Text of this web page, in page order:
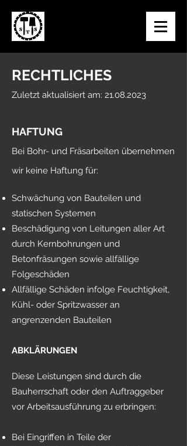
RECHTLICHES
Zuletzt aktualisiert am: 21.08.2023
HAFTUNG
Bei Bohr- und Fräsarbeiten übernehmen
wir keine Haftung für:
Schwächung von Bauteilen und
statischen Systemen
Beschädigung von Leitungen aller Art
durch Kernbohrungen und
Betonfräsungen sowie allfällige
Folgeschäden
Allfällige Schäden infolge Feuchtigkeit,
Kühl- oder Spritzwasser an
angrenzenden Bauteilen
ABKLÄRUNGEN
Diese Leistungen sind durch die
Bauherrschaft oder den Auftraggeber
vor Arbeitsausführung zu erbringen:
Bei Eingriffen in Teile der